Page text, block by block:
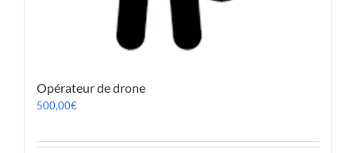
Opérateur de drone
500,00€